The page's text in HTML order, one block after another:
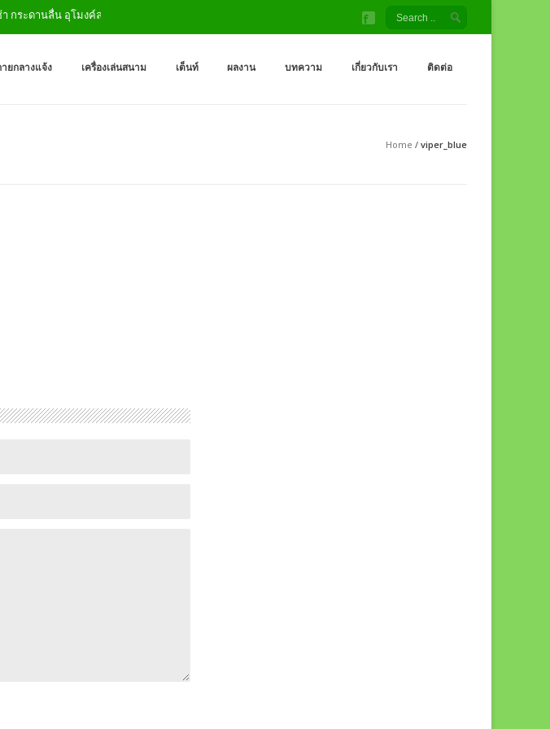
ระดานลื่น อุโมงค์ลอด
เครื่องออกกำลังกายกลางแจ้ง สนามเด็กเล่น โรงงานผู้ผลิต เครื่องออกกำลังกายกลางแจ้ง
ผู้ผลิตเครื่องออกกำลังกายกลางเเจ้ง ราคาถูกจากโรงงาน สนามเด็กเล่น กระดานลื่น สไลเดอร์ ชิงช้า อุโมงค์ จำหน่
ยกลางแจ้ง เครื่องเล่นสนาม เต็นท์ ผลงาน บทความ เกี่ยวกับเรา ติดต่อ
Home / viper_blue